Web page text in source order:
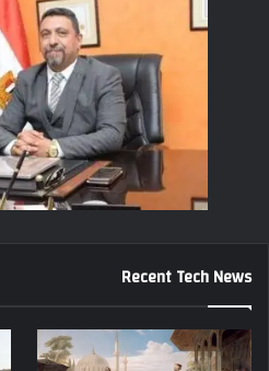
Recent Tech News